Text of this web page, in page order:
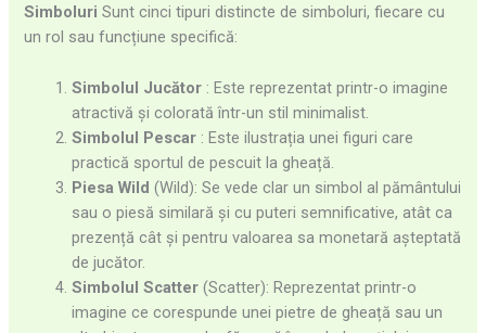
SimboluriSunt cinci tipuri distincte de simboluri, fiecare cu
un rol sau funcțiune specifică:
Simbolul Jucător : Este reprezentat printr-o imagine
atractivă și colorată într-un stil minimalist.
Simbolul Pescar : Este ilustrația unei figuri care
practică sportul de pescuit la gheață.
Piesa Wild(Wild): Se vede clar un simbol al pământului
sau o piesă similară și cu puteri semnificative, atât ca
prezență cât și pentru valoarea sa monetară așteptată
de jucător.
Simbolul Scatter(Scatter): Reprezentat printr-o
imagine ce corespunde unei pietre de gheață sau un